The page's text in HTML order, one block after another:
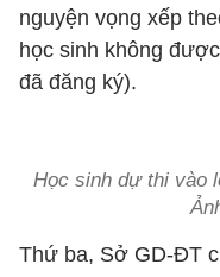
nguyện vọng xếp
học sinh không
đã đăng ký).
Học sinh dự thi vào
Thứ ba, Sở GD-ĐT